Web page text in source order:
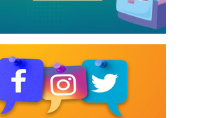
Şampiyonlar, İETT ile İstanbul’da